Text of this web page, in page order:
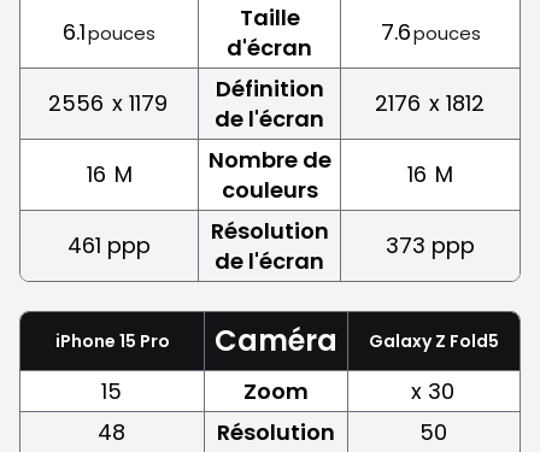
6.1pouces
Taille
d'écran
7.6pouces
2556 x 1179
Définition
de l'écran
2176 x 1812
16 M
Nombre de
couleurs
16 M
461 ppp
Résolution
de l'écran
373 ppp
iPhone 15 Pro Caméra Galaxy Z Fold5
15 Zoom
x 30
48
Résolution
50